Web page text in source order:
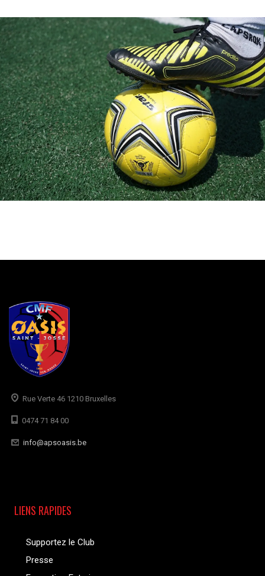
Rue Verte 46 1210 Bruxelles
0474 71 84 00
info@apsoasis.be
LIENS RAPIDES
Supportez le Club
Presse